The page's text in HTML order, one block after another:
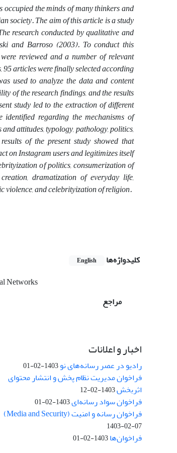
the minds of many thinkers and
society. The aim of this article is a study
research conducted by qualitative and
and Barroso (2003). To conduct this
reviewed and a number of relevant
articles were finally selected according
used to analyze the data and content
of the research findings, and the results
study led to the extraction of different
regarding the mechanisms of
attitudes, typology, pathology, politics,
of the present study showed that
on Instagram users and legitimizes itself
of politics, consumerization of
dramatization of everyday life,
violence, and celebrityization of religion.
کلیدواژه‌ها English
Networks
مراجع
اخبار و اعلانات
رادیو در عصر رسانه‌های نو1403-02-01
فراخوان مدیریت نظام پخش و انتشار محتوای
اثربخش1403-02-12
فراخوان سواد رسانه‌ای1403-02-01
فراخوان رسانه و امنیت (Media and Security)
1403-02-07
فراخوان‌ها1403-02-01